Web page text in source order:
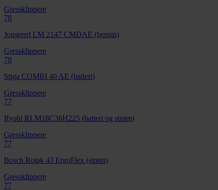
Gressklippere
78
Jonsered LM 2147 CMDAE (bensin)
Gressklippere
78
Stiga COMBI 40 AE (batteri)
Gressklippere
77
Ryobi RLM18C36H225 (batteri og strøm)
Gressklippere
77
Bosch Rotak 43 ErgoFlex (strøm)
Gressklippere
77